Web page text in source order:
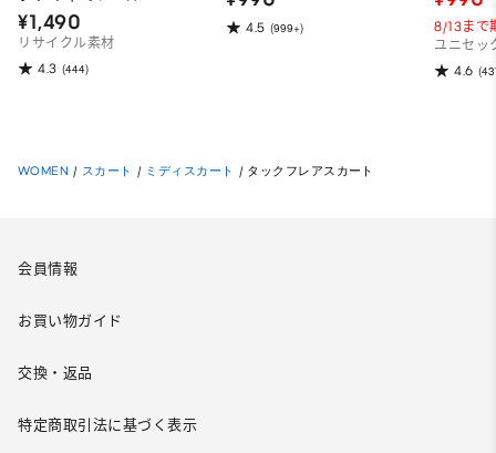
¥1,490
リサイクル素材
4.3 (444)
4.5 (999+)
8/13まで
ユニセッ
4.6
WOMEN / スカート / ミディスカート / タックフレアスカート
会員情報
お買い物ガイド
交換・返品
特定商取引法に基づく表示